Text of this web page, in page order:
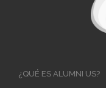
Main
¿QUÉ ES ALUMNI US?